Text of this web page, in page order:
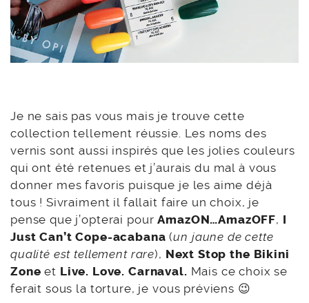
Je ne sais pas vous mais je trouve cette
collection tellement réussie. Les noms des
vernis sont aussi inspirés que les jolies couleurs
qui ont été retenues et j’aurais du mal à vous
donner mes favoris puisque je les aime déjà
tous ! Sivraiment il fallait faire un choix, je
pense que j’opterai pourAmazON…AmazOFF, I
Just Can’t Cope-acabana (un jaune de cette
qualité est tellement rare), Next Stop the Bikini
Zone et Live. Love. Carnaval. Mais ce choix se
ferait sous la torture, je vous préviens 😉